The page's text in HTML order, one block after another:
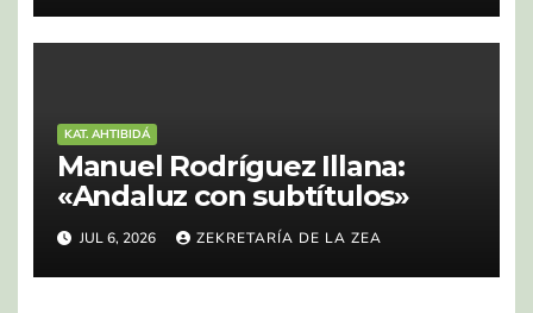
KAT. AHTIBIDÁ
Manuel Rodríguez Illana:
«Andaluz con subtítulos»
JUL 6, 2026 ZEKRETARÍA DE LA ZEA